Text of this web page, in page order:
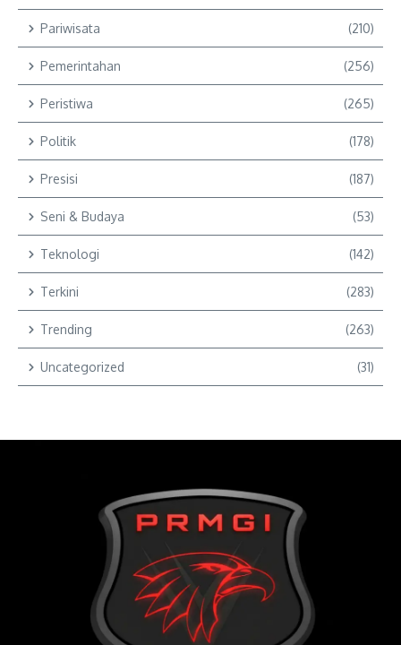
Pariwisata (210)
Pemerintahan (256)
Peristiwa (265)
Politik (178)
Presisi (187)
Seni & Budaya (53)
Teknologi (142)
Terkini (283)
Trending (263)
Uncategorized (31)